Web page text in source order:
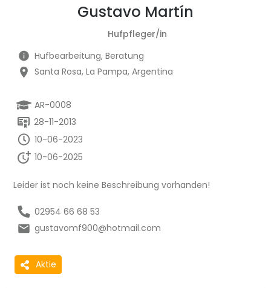
Gustavo Martín
Hufpfleger/in
Hufbearbeitung, Beratung
Santa Rosa, La Pampa, Argentina
AR-0008
28-11-2013
10-06-2023
10-06-2025
Leider ist noch keine Beschreibung vorhanden!
02954 66 68 53
gustavomf900@hotmail.com
Aktie